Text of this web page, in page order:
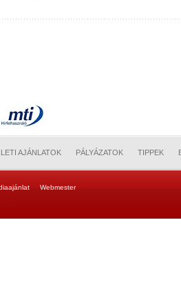
AJÁNLATOK PÁLYÁZATOK TIPPEK
Webmester